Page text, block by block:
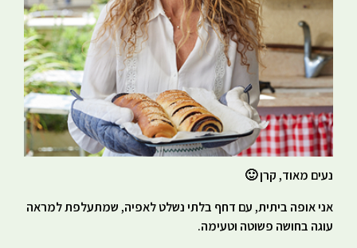
נעים מאוד, קרן 🙂
אני אופה ביתית, עם דחף בלתי נשלט לאפיה, שמתעלפת למראה
עוגה בחושה פשוטה וטעימה.